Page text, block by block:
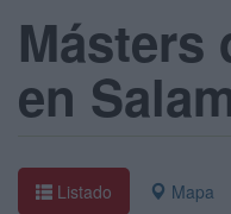
Másters
en
Listado Mapa